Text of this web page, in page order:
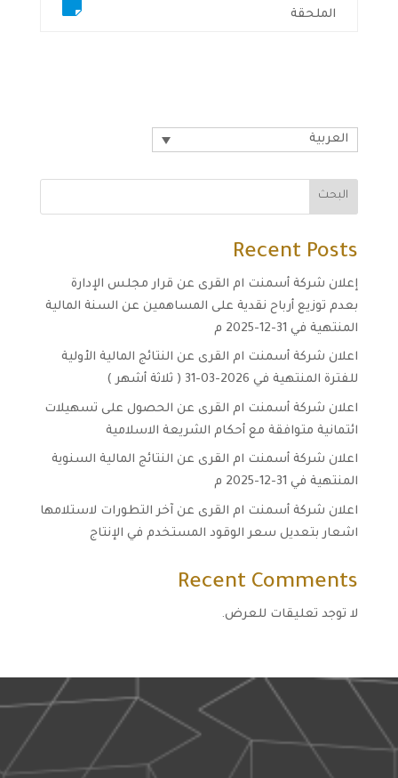
الملحقة
العربية
البحث
Recent Posts
إعلان شركة أسمنت ام القرى عن قرار مجلس الإدارة
بعدم توزيع أرباح نقدية على المساهمين عن السنة المالية
المنتهية في 31-12-2025 م
اعلان شركة أسمنت ام القرى عن النتائج المالية الأولية
للفترة المنتهية في 2026-03-31 ( ثلاثة أشهر )
اعلان شركة أسمنت ام القرى عن الحصول على تسهيلات
ائتمانية متوافقة مع أحكام الشريعة الاسلامية
اعلان شركة أسمنت ام القرى عن النتائج المالية السنوية
المنتهية في 31-12-2025 م
اعلان شركة أسمنت ام القرى عن آخر التطورات لاستلامها
اشعار بتعديل سعر الوقود المستخدم في الإنتاج
Recent Comments
لا توجد تعليقات للعرض.